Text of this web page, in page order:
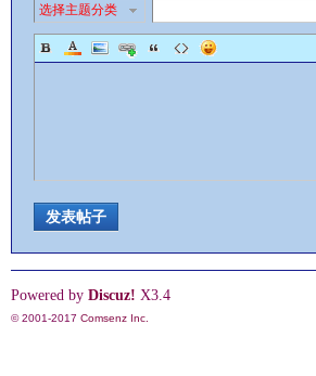
选择主题分类
发表帖子
Powered by Discuz! X3.4
© 2001-2017 Comsenz Inc.